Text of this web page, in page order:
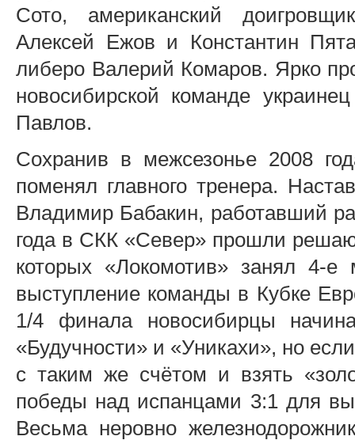
Сото, американский
Алексей Ежов и Константин
либеро Валерий Комаров. Ярко
новосибирской команде
Павлов.
Сохранив в межсезонье 2008
поменял главного тренера.
Владимир Бабакин, работавший
года в СКК «Север» прошли
которых «Локомотив» занял 4-е
выступление команды в Кубке
1/4 финала новосибирцы
«Будучности» и «Уникахи», но
с таким же счётом и взять
победы над испанцами 3:1 для
Весьма неровно